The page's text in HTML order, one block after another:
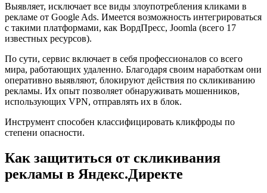
Выявляет, исключает все виды злоупотребления кликами в
рекламе от Google Ads. Имеется возможность интегрироваться
с такими платформами, как ВордПресс, Joomla (всего 17
известных ресурсов).
По сути, сервис включает в себя профессионалов со всего
мира, работающих удаленно. Благодаря своим наработкам они
оперативно выявляют, блокируют действия по скликиванию
рекламы. Их опыт позволяет обнаруживать мошенников,
использующих VPN, отправлять их в блок.
Инструмент способен классифицировать кликфроды по
степени опасности.
Как защититься от скликивания
рекламы в Яндекс.Директе